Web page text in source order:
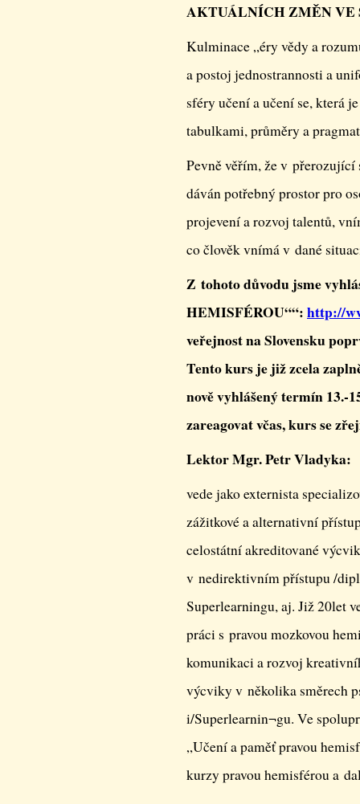
AKTUÁLNÍCH ZMĚN VE
Kulminace „éry vědy a
a postoj jednostrannosti a
sféry učení a učení se, která
tabulkami, průměry a
Pevně věřím, že v přerozující
dáván potřebný prostor pro
projevení a rozvoj talentů,
co člověk vnímá v dané
Z tohoto důvodu jsme
HEMISFÉROU““:http://
veřejnost na Slovensku
Tento kurs je již zcela
nově vyhlášený termín 13.-
zareagovat včas, kurs se
Lektor Mgr. Petr Vladyka:
vede jako externista
zážitkové a alternativní
celostátní akreditované
v nedirektivním přístupu /
Superlearningu, aj. Již 20let
práci s pravou mozkovou
komunikaci a rozvoj
výcviky v několika směrech
i/Superlearnin¬gu. Ve
„Učení a paměť pravou
kurzy pravou hemisférou a